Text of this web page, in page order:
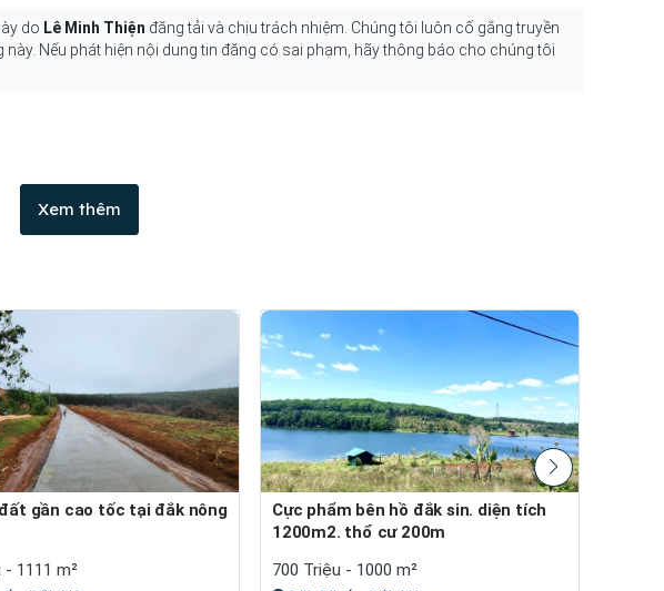
do Lê Minh Thiện đăng tải và chịu trách nhiệm. Chúng tôi luôn cố gắng truyền
Nếu phát hiện nội dung tin đăng có sai phạm, hãy thông báo cho chúng tôi
Xem thêm
- 1111 m²
Cực phẩm bên hồ đắk sin. diện tích
1200m2. thổ cư 200m
700 Triệu - 1000 m²